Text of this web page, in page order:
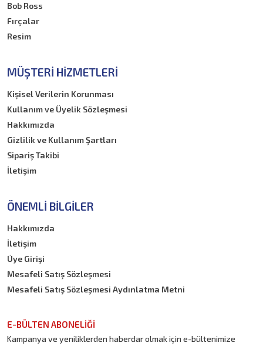
Bob Ross
Fırçalar
Resim
MÜŞTERI HIZMETLERI
Kişisel Verilerin Korunması
Kullanım ve Üyelik Sözleşmesi
Hakkımızda
Gizlilik ve Kullanım Şartları
Sipariş Takibi
İletişim
ÖNEMLI BILGILER
Hakkımızda
İletişim
Üye Girişi
Mesafeli Satış Sözleşmesi
Mesafeli Satış Sözleşmesi Aydınlatma Metni
E-BÜLTEN ABONELİĞİ
Kampanya ve yeniliklerden haberdar olmak için e-bültenimize